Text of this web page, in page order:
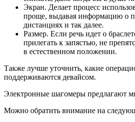
Экран. Делает процесс
проще, выдавая информацию о
дистанциях и так далее.
Размер. Если речь идет о
прилегать к запястью, не
в естественном положении.
Также лучше уточнить, какие
поддерживаются девайсом.
Электронные шагомеры предлагают
Можно обратить внимание на